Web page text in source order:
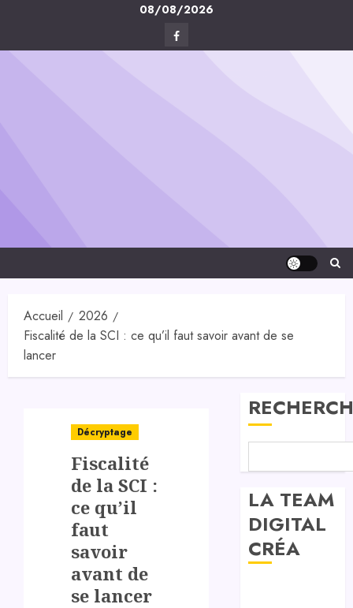
content
08/08/2026
Facebook
Accueil
2026
Fiscalité de la SCI : ce qu’il faut savoir avant de se
lancer
Décryptage
Fiscalité
de la SCI :
ce qu’il
faut
savoir
avant de
se lancer
LA TEAM
DIGITAL
CRÉA